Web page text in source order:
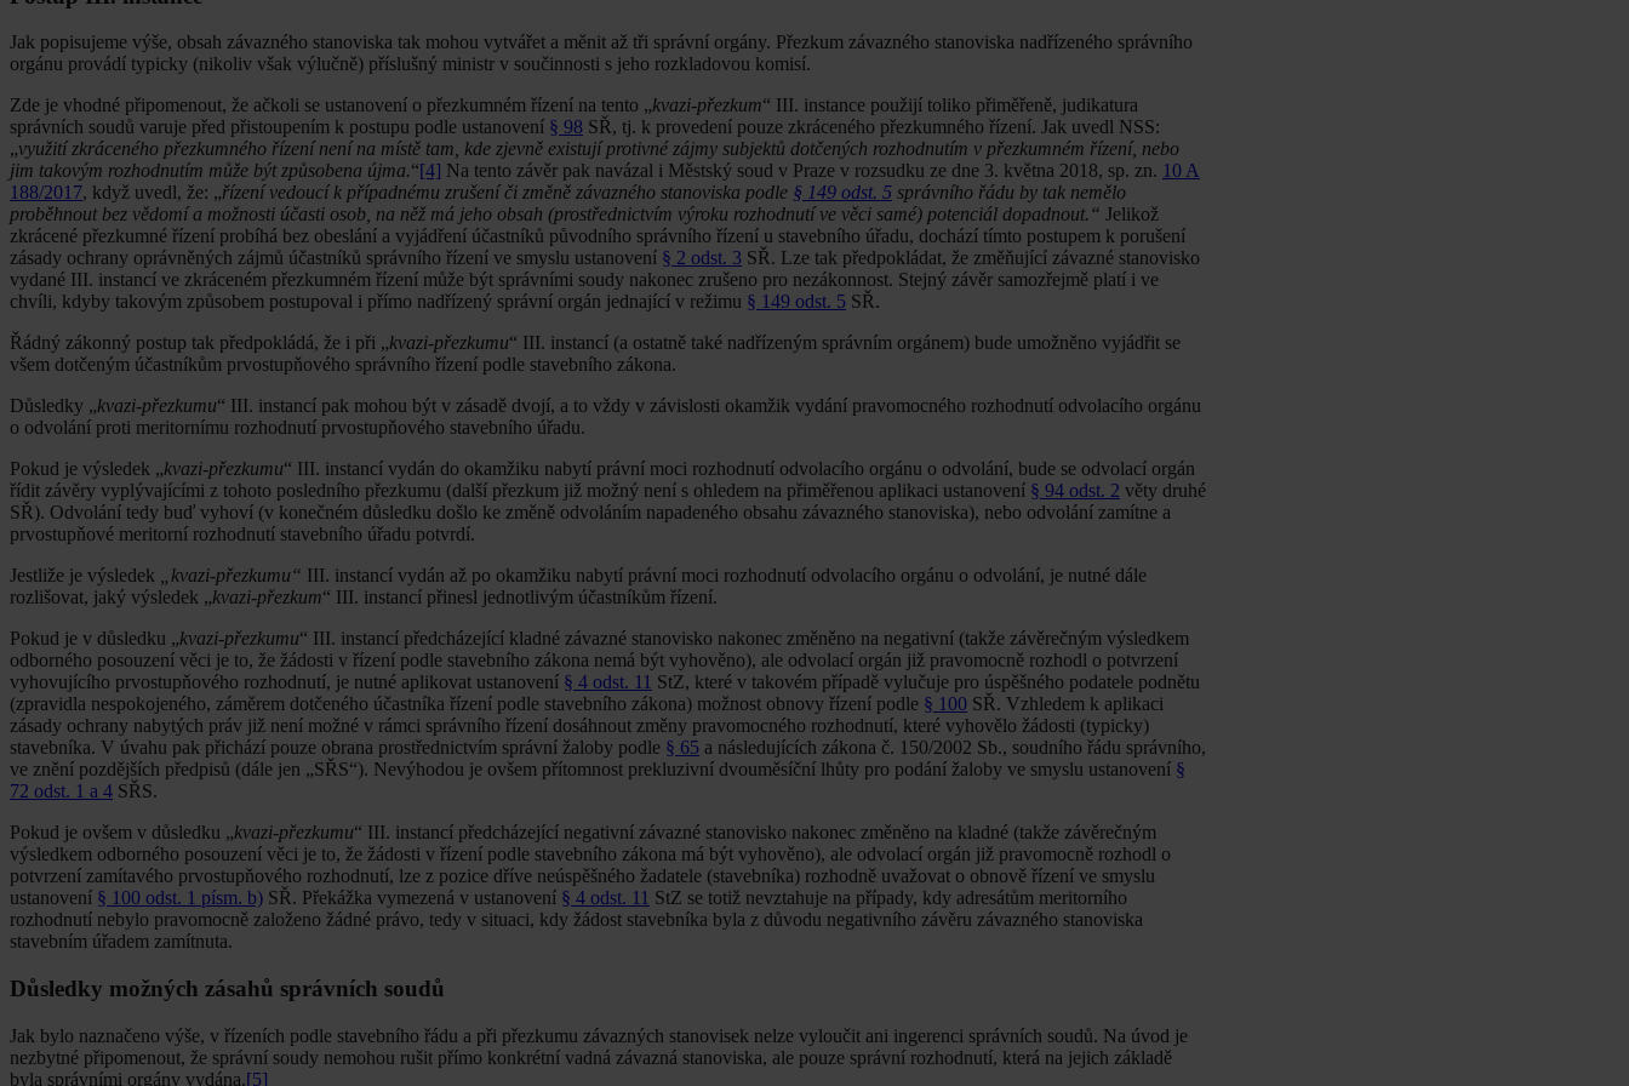
Jak popisujeme výše, obsah závazného stanoviska tak mohou vytvářet a měnit až tři správní orgány. Přezkum závazného stanoviska nadřízeného správního
orgánu provádí typicky (nikoliv však výlučně) příslušný ministr v součinnosti s jeho rozkladovou komisí.
Zde je vhodné připomenout, že ačkoli se ustanovení o přezkumném řízení na tento „kvazi-přezkum“ III. instance použijí toliko přiměřeně, judikatura
správních soudů varuje před přistoupením k postupu podle ustanovení § 98 SŘ, tj. k provedení pouze zkráceného přezkumného řízení. Jak uvedl NSS:
„využití zkráceného přezkumného řízení není na místě tam, kde zjevně existují protivné zájmy subjektů dotčených rozhodnutím v přezkumném řízení, nebo
jim takovým rozhodnutím může být způsobena újma.“[4] Na tento závěr pak navázal i Městský soud v Praze v rozsudku ze dne 3. května 2018, sp. zn. 10 A
188/2017, když uvedl, že: „řízení vedoucí k případnému zrušení či změně závazného stanoviska podle § 149 odst. 5 správního řádu by tak nemělo
proběhnout bez vědomí a možnosti účasti osob, na něž má jeho obsah (prostřednictvím výroku rozhodnutí ve věci samé) potenciál dopadnout.“ Jelikož
zkrácené přezkumné řízení probíhá bez obeslání a vyjádření účastníků původního správního řízení u stavebního úřadu, dochází tímto postupem k porušení
zásady ochrany oprávněných zájmů účastníků správního řízení ve smyslu ustanovení § 2 odst. 3 SŘ. Lze tak předpokládat, že změňující závazné stanovisko
vydané III. instancí ve zkráceném přezkumném řízení může být správními soudy nakonec zrušeno pro nezákonnost. Stejný závěr samozřejmě platí i ve
chvíli, kdyby takovým způsobem postupoval i přímo nadřízený správní orgán jednající v režimu § 149 odst. 5 SŘ.
Řádný zákonný postup tak předpokládá, že i při „kvazi-přezkumu“ III. instancí (a ostatně také nadřízeným správním orgánem) bude umožněno vyjádřit se
všem dotčeným účastníkům prvostupňového správního řízení podle stavebního zákona.
Důsledky „kvazi-přezkumu“ III. instancí pak mohou být v zásadě dvojí, a to vždy v závislosti okamžik vydání pravomocného rozhodnutí odvolacího orgánu
o odvolání proti meritornímu rozhodnutí prvostupňového stavebního úřadu.
Pokud je výsledek „kvazi-přezkumu“ III. instancí vydán do okamžiku nabytí právní moci rozhodnutí odvolacího orgánu o odvolání, bude se odvolací orgán
řídit závěry vyplývajícími z tohoto posledního přezkumu (další přezkum již možný není s ohledem na přiměřenou aplikaci ustanovení § 94 odst. 2 věty druhé
SŘ). Odvolání tedy buď vyhoví (v konečném důsledku došlo ke změně odvoláním napadeného obsahu závazného stanoviska), nebo odvolání zamítne a
prvostupňové meritorní rozhodnutí stavebního úřadu potvrdí.
Jestliže je výsledek „kvazi-přezkumu“ III. instancí vydán až po okamžiku nabytí právní moci rozhodnutí odvolacího orgánu o odvolání, je nutné dále
rozlišovat, jaký výsledek „kvazi-přezkum“ III. instancí přinesl jednotlivým účastníkům řízení.
Pokud je v důsledku „kvazi-přezkumu“ III. instancí předcházející kladné závazné stanovisko nakonec změněno na negativní (takže závěrečným výsledkem
odborného posouzení věci je to, že žádosti v řízení podle stavebního zákona nemá být vyhověno), ale odvolací orgán již pravomocně rozhodl o potvrzení
vyhovujícího prvostupňového rozhodnutí, je nutné aplikovat ustanovení § 4 odst. 11 StZ, které v takovém případě vylučuje pro úspěšného podatele podnětu
(zpravidla nespokojeného, záměrem dotčeného účastníka řízení podle stavebního zákona) možnost obnovy řízení podle § 100 SŘ. Vzhledem k aplikaci
zásady ochrany nabytých práv již není možné v rámci správního řízení dosáhnout změny pravomocného rozhodnutí, které vyhovělo žádosti (typicky)
stavebníka. V úvahu pak přichází pouze obrana prostřednictvím správní žaloby podle § 65 a následujících zákona č. 150/2002 Sb., soudního řádu správního,
ve znění pozdějších předpisů (dále jen „SŘS“). Nevýhodou je ovšem přítomnost prekluzivní dvouměsíční lhůty pro podání žaloby ve smyslu ustanovení §
72 odst. 1 a 4 SŘS.
Pokud je ovšem v důsledku „kvazi-přezkumu“ III. instancí předcházející negativní závazné stanovisko nakonec změněno na kladné (takže závěrečným
výsledkem odborného posouzení věci je to, že žádosti v řízení podle stavebního zákona má být vyhověno), ale odvolací orgán již pravomocně rozhodl o
potvrzení zamítavého prvostupňového rozhodnutí, lze z pozice dříve neúspěšného žadatele (stavebníka) rozhodně uvažovat o obnově řízení ve smyslu
ustanovení § 100 odst. 1 písm. b) SŘ. Překážka vymezená v ustanovení § 4 odst. 11 StZ se totiž nevztahuje na případy, kdy adresátům meritorního
rozhodnutí nebylo pravomocně založeno žádné právo, tedy v situaci, kdy žádost stavebníka byla z důvodu negativního závěru závazného stanoviska
stavebním úřadem zamítnuta.
Důsledky možných zásahů správních soudů
Jak bylo naznačeno výše, v řízeních podle stavebního řádu a při přezkumu závazných stanovisek nelze vyloučit ani ingerenci správních soudů. Na úvod je
nezbytné připomenout, že správní soudy nemohou rušit přímo konkrétní vadná závazná stanoviska, ale pouze správní rozhodnutí, která na jejich základě
byla správními orgány vydána.[5]